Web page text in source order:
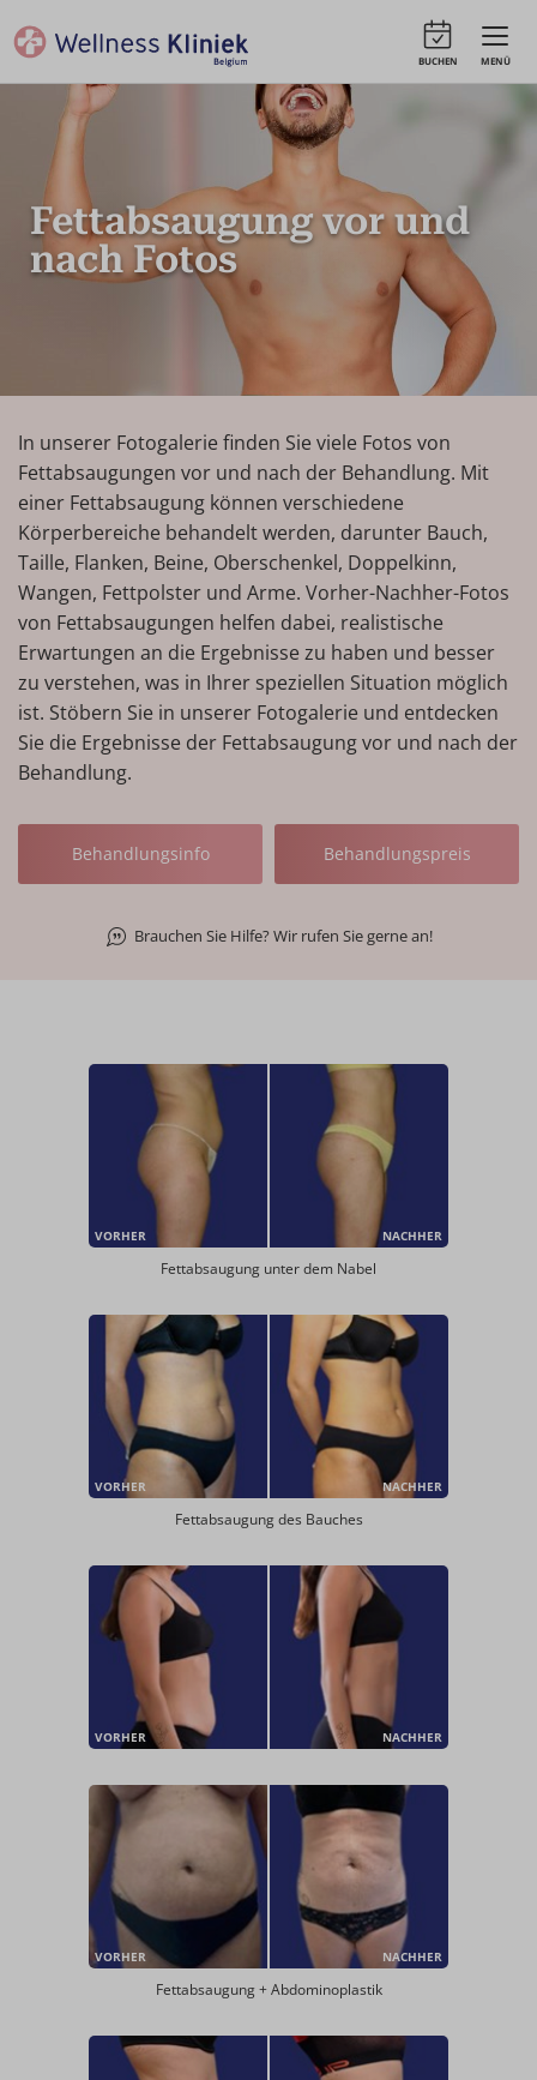
MENÜ
BUCHEN
Fettabsaugung vor und
nach Fotos
In unserer Fotogalerie finden Sie viele Fotos von
Fettabsaugungen vor und nach der Behandlung. Mit
einer Fettabsaugung können verschiedene
Körperbereiche behandelt werden, darunter Bauch,
Taille, Flanken, Beine, Oberschenkel, Doppelkinn,
Wangen, Fettpolster und Arme. Vorher-Nachher-Fotos
von Fettabsaugungen helfen dabei, realistische
Erwartungen an die Ergebnisse zu haben und besser
zu verstehen, was in Ihrer speziellen Situation möglich
ist. Stöbern Sie in unserer Fotogalerie und entdecken
Sie die Ergebnisse der Fettabsaugung vor und nach der
Behandlung.
Behandlungsinfo Behandlungspreis
Brauchen Sie Hilfe? Wir rufen Sie gerne an!
VORHER NACHHER
Fettabsaugung unter dem Nabel
VORHER NACHHER
Fettabsaugung des Bauches
VORHER NACHHER
VORHER NACHHER
Fettabsaugung + Abdominoplastik